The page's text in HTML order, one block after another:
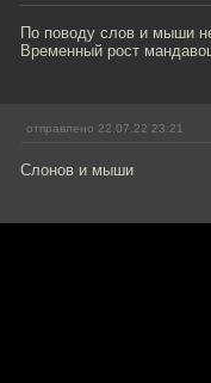
По поводу слов и мыши
Временный рост
отправлено 22.07.22 23:21
Слонов и мыши